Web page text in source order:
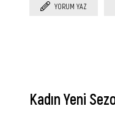
YORUM YAZ
Kadın Yeni